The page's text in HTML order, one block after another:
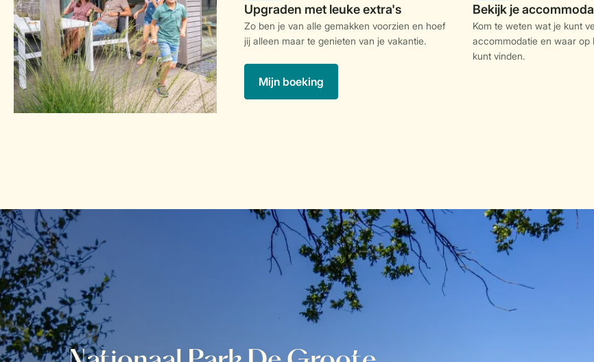
Zo ben je van alle gemakken voorzien en hoef
jij alleen maar te genieten van je vakantie.
Kom te weten wat je kunt
accommodatie en waar op
kunt vinden.
Mijn boeking